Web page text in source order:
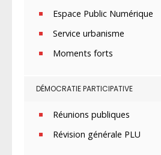
Espace Public Numérique
Service urbanisme
Moments forts
DÉMOCRATIE PARTICIPATIVE
Réunions publiques
Révision générale PLU